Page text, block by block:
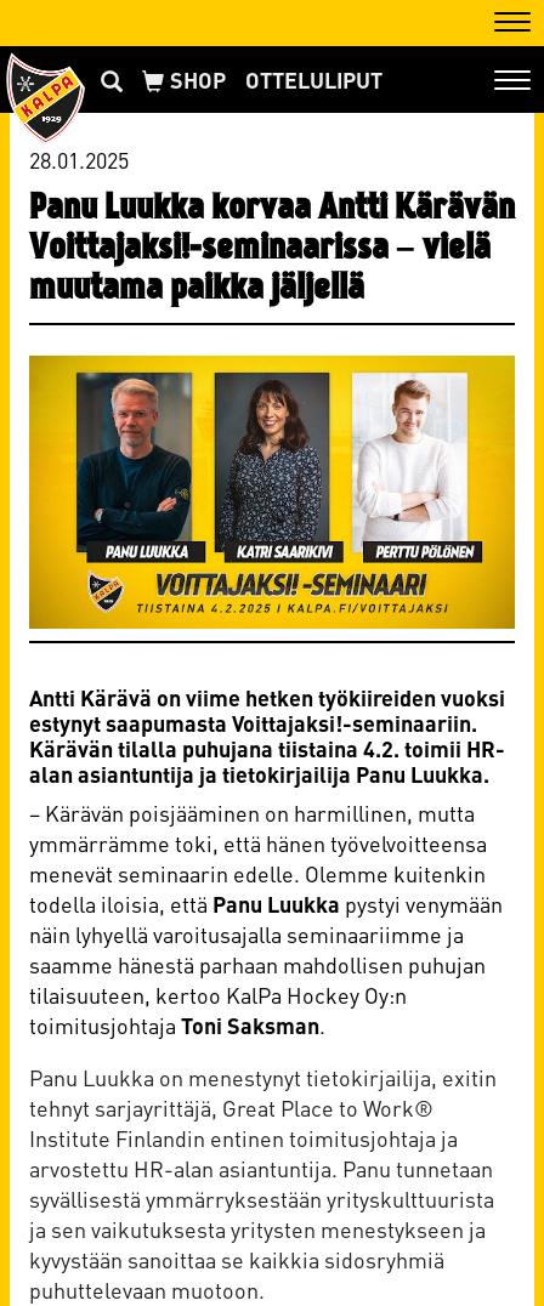
OTTELULIPUT
28.01.2025
Panu Luukka korvaa Antti Kärävän
Voittajaksi!-seminaarissa – vielä
muutama paikka jäljellä
Antti Kärävä on viime hetken työkiireiden vuoksi
estynyt saapumasta Voittajaksi!-seminaariin.
Kärävän tilalla puhujana tiistaina 4.2. toimii HR-
alan asiantuntija ja tietokirjailija Panu Luukka.
– Kärävän poisjääminen on harmillinen, mutta
ymmärrämme toki, että hänen työvelvoitteensa
menevät seminaarin edelle. Olemme kuitenkin
todella iloisia, että Panu Luukka pystyi venymään
näin lyhyellä varoitusajalla seminaariimme ja
saamme hänestä parhaan mahdollisen puhujan
tilaisuuteen, kertoo KalPa Hockey Oy:n
toimitusjohtaja Toni Saksman.
Panu Luukka on menestynyt tietokirjailija, exitin
tehnyt sarjayrittäjä, Great Place to Work®
Institute Finlandin entinen toimitusjohtaja ja
arvostettu HR-alan asiantuntija. Panu tunnetaan
syvällisestä ymmärryksestään yrityskulttuurista
ja sen vaikutuksesta yritysten menestykseen ja
kyvystään sanoittaa se kaikkia sidosryhmiä
puhuttelevaan muotoon.